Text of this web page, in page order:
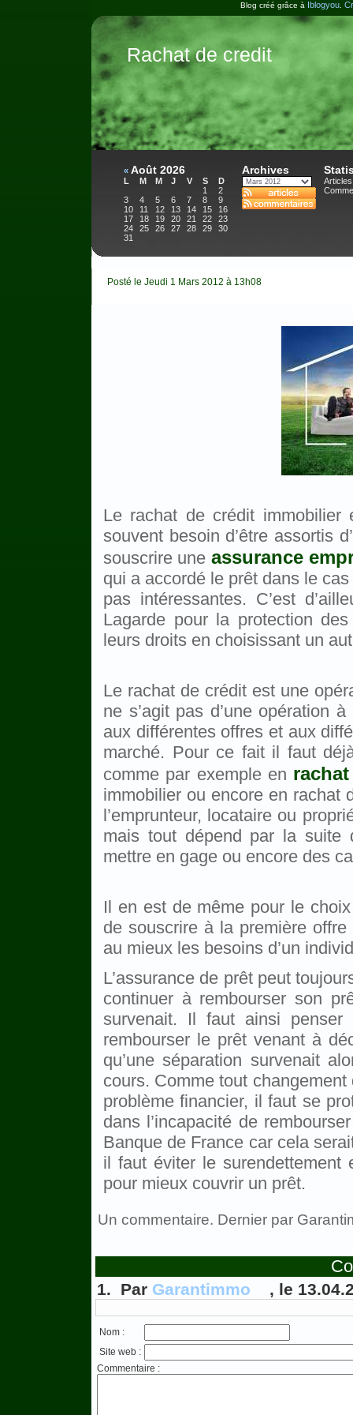
Blog créé grâce à Iblogyou
Rachat de credit
« Août 2026
L M M J V S
D
1
2
3
4 5 6 7 8
9
10
11 12 13 14 15
16
17
18 19 20 21 22
23
24
25 26 27 28 29
30
31
Archives
Posté le Jeudi 1 Mars 2012 à 13h08
Le rachat de crédit immobilier
souvent besoin d’être assortis
souscrire une assurance
qui a accordé le prêt dans le
pas intéressantes. C’est
Lagarde pour la protection
leurs droits en choisissant un
Le rachat de crédit est une
ne s’agit pas d’une opération
aux différentes offres et aux
marché. Pour ce fait il faut
comme par exemple en
immobilier ou encore en rachat
l’emprunteur, locataire ou
mais tout dépend par la suite
mettre en gage ou encore des
Il en est de même pour le
de souscrire à la première
au mieux les besoins d’un
L’assurance de prêt peut
continuer à rembourser son
survenait. Il faut ainsi
rembourser le prêt venant à
qu’une séparation survenait
cours. Comme tout
problème financier, il faut se
dans l’incapacité de
Banque de France car cela
il faut éviter le surendettement
pour mieux couvrir un prêt.
Un commentaire. Dernier par
1. Par Garantimmo , le
Nom :
Site web :
Commentaire :